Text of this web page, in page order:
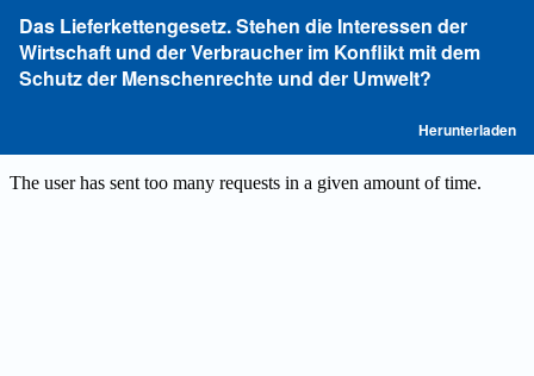
Artikeldetails
zurückkehren
Das Lieferkettengesetz. Stehen die Interessen der
Wirtschaft und der Verbraucher im Konflikt mit dem
Schutz der Menschenrechte und der Umwelt?
Herunterladen